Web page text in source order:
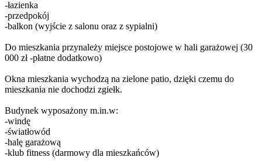
-łazienka
-przedpokój
-balkon (wyjście z salonu oraz z sypialni)
Do mieszkania przynależy miejsce postojowe w hali garażowej (30
000 zł -płatne dodatkowo)
Okna mieszkania wychodzą na zielone patio, dzięki czemu do
mieszkania nie dochodzi zgiełk.
Budynek wyposażony m.in.w:
-windę
-światłowód
-halę garażową
-klub fitness (darmowy dla mieszkańców)